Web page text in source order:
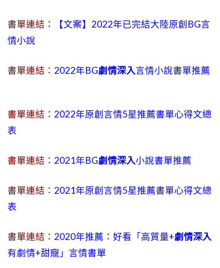
書單連結 ：【文案】2022年已完結大陸原創BG言
情小說
書單連結： 2022年BG劇情深入言情小說書單推薦
書單連結： 2022年原創言情5星推薦書單心得文總
表
書單連結： 2021年BG劇情深入小說書單推薦
書單連結： 2021年原創言情5星推薦書單心得文總
表
書單連結： 2020年推薦：好看「高質量+劇情深入
有劇情+甜寵」言情書單